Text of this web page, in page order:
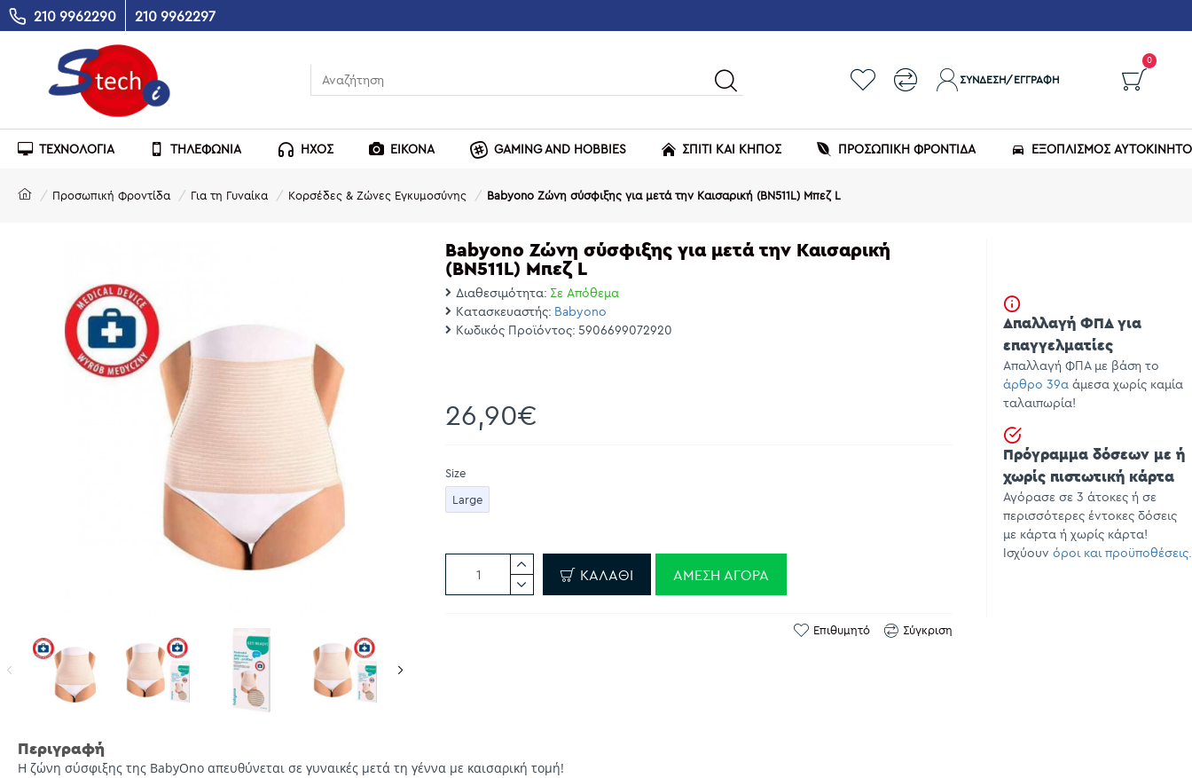
210 9962290 210 9962297
ΣΎΝΔΕΣΗ/ΕΓΓΡΑΦΉ
0
ΤΕΧΝΟΛΟΓΙΑ ΤΗΛΕΦΩΝΙΑ ΗΧΟΣ ΕΙΚΟΝΑ GAMING AND HOBBIES ΣΠΙΤΙ ΚΑΙ ΚΗΠΟΣ ΠΡΟΣΩΠΙΚΗ ΦΡΟΝΤΙΔΑ ΕΞΟΠΛΙΣΜΌΣ
Προσωπική Φροντίδα Για τη Γυναίκα Κορσέδες & Ζώνες Εγκυμοσύνης Babyono Zώνη σύσφιξης για μετά την Καισαρική (BN511L) Μπεζ L
Babyono Zώνη σύσφιξης για μετά την Καισαρική
(BN511L) Μπεζ L
Διαθεσιμότητα: Σε Απόθεμα
Κατασκευαστής: Babyono
Κωδικός Προϊόντος: 5906699072920
26,90€
Size
Large
ΚΑΛΆΘΙ ΆΜΕΣΗ ΑΓΟΡΆ
Επιθυμητό Σύγκριση
Περιγραφή
Η ζώνη σύσφιξης της BabyOno απευθύνεται σε γυναικές μετά τη γέννα με καισαρική τομή!
Απαλλαγή ΦΠΑ για
επαγγελματίες
Απαλλαγή ΦΠΑ με βάση το
άρθρο 39α άμεσα χωρίς καμία
ταλαιπωρία!
Πρόγραμμα δόσεων με ή
χωρίς πιστωτική κάρτα
Αγόρασε σε 3 άτοκες ή σε
περισσότερες έντοκες δόσεις
με κάρτα ή χωρίς κάρτα!
Ισχύουν όροι και προϋποθέσεις.